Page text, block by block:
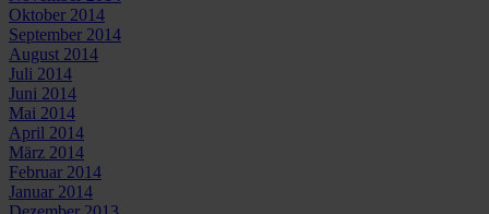
Oktober 2014
September 2014
August 2014
Juli 2014
Juni 2014
Mai 2014
April 2014
März 2014
Februar 2014
Januar 2014